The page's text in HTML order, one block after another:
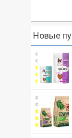
Новые